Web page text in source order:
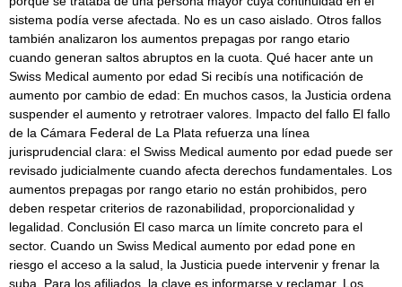
sistema podía verse afectada. No es un caso aislado. Otros fallos
también analizaron los aumentos prepagas por rango etario
cuando generan saltos abruptos en la cuota. Qué hacer ante un
Swiss Medical aumento por edad Si recibís una notificación de
aumento por cambio de edad: En muchos casos, la Justicia ordena
suspender el aumento y retrotraer valores. Impacto del fallo El fallo
de la Cámara Federal de La Plata refuerza una línea
jurisprudencial clara: el Swiss Medical aumento por edad puede ser
revisado judicialmente cuando afecta derechos fundamentales. Los
aumentos prepagas por rango etario no están prohibidos, pero
deben respetar criterios de razonabilidad, proporcionalidad y
legalidad. Conclusión El caso marca un límite concreto para el
sector. Cuando un Swiss Medical aumento por edad pone en
riesgo el acceso a la salud, la Justicia puede intervenir y frenar la
suba. Para los afiliados, la clave es informarse y reclamar. Los